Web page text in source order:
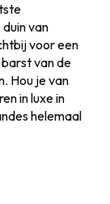
van
voor een
van de
Hou je van
in luxe in
helemaal